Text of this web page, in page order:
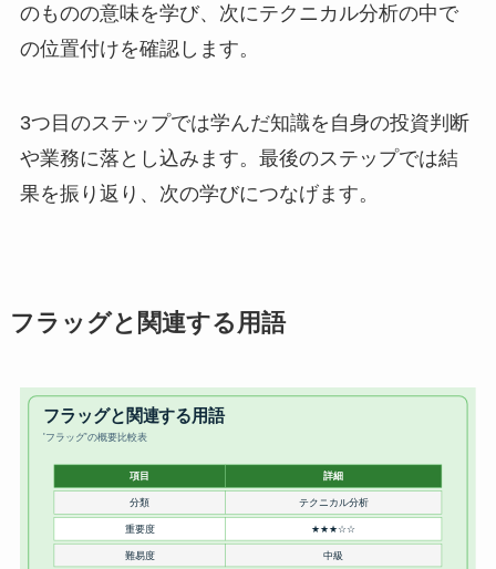
のものの意味を学び、次にテクニカル分析の中で
の位置付けを確認します。
3つ目のステップでは学んだ知識を自身の投資判断
や業務に落とし込みます。最後のステップでは結
果を振り返り、次の学びにつなげます。
フラッグと関連する用語